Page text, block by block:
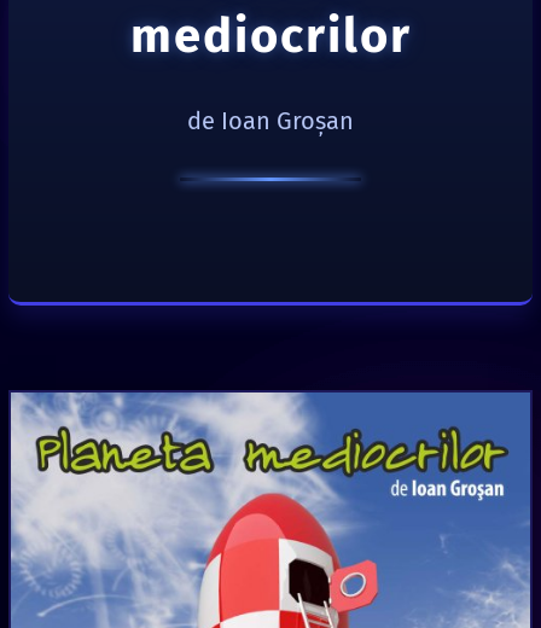
mediocrilor
de Ioan Groşan